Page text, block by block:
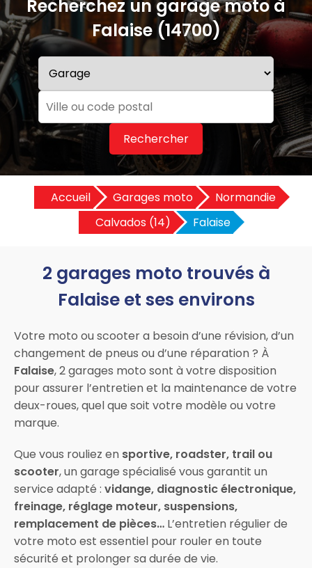
Recherchez un garage moto à
Falaise (14700)
Rechercher
Accueil Garages moto
Normandie
Calvados (14)
Falaise
2 garages moto trouvés à
Falaise et ses environs
Votre moto ou scooter a besoin d’une révision, d’un
changement de pneus ou d’une réparation ? À
Falaise, 2 garages moto sont à votre disposition
pour assurer l’entretien et la maintenance de votre
deux-roues, quel que soit votre modèle ou votre
marque.
Que vous rouliez en sportive, roadster, trail ou
scooter, un garage spécialisé vous garantit un
service adapté : vidange, diagnostic électronique,
freinage, réglage moteur, suspensions,
remplacement de pièces… L’entretien régulier de
votre moto est essentiel pour rouler en toute
sécurité et prolonger sa durée de vie.